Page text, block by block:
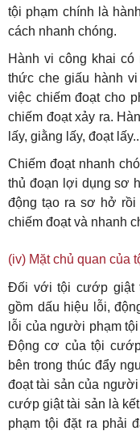
tội phạm chính là
cách nhanh chóng.
Hành vi công khai
thức che giấu hành
việc chiếm đoạt cho
chiếm đoạt xảy ra.
lấy, giằng lấy, đoạt
Chiếm đoạt nhanh
thủ đoạn lợi dụng sơ
động tạo ra sơ hở rồi
chiếm đoạt và nhanh
(iv) Mặt chủ quan của
Đối với tội cướp giật
gồm dấu hiệu lỗi,
lỗi của người phạm
Động cơ của tội
bên trong thúc đẩy
đoạt tài sản của
cướp giật tài sản là
phạm tội đặt ra phải